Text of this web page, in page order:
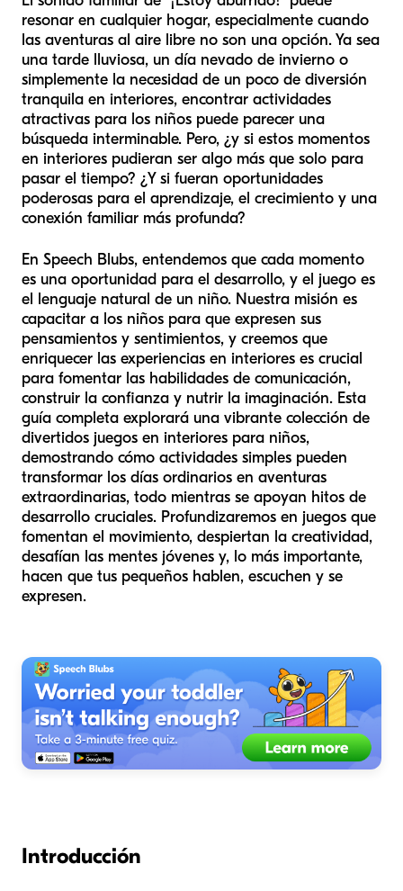
resonar en cualquier hogar, especialmente cuando
las aventuras al aire libre no son una opción. Ya sea
una tarde lluviosa, un día nevado de invierno o
simplemente la necesidad de un poco de diversión
tranquila en interiores, encontrar actividades
atractivas para los niños puede parecer una
búsqueda interminable. Pero, ¿y si estos momentos
en interiores pudieran ser algo más que solo para
pasar el tiempo? ¿Y si fueran oportunidades
poderosas para el aprendizaje, el crecimiento y una
conexión familiar más profunda?
En Speech Blubs, entendemos que cada momento
es una oportunidad para el desarrollo, y el juego es
el lenguaje natural de un niño. Nuestra misión es
capacitar a los niños para que expresen sus
pensamientos y sentimientos, y creemos que
enriquecer las experiencias en interiores es crucial
para fomentar las habilidades de comunicación,
construir la confianza y nutrir la imaginación. Esta
guía completa explorará una vibrante colección de
divertidos juegos en interiores para niños,
demostrando cómo actividades simples pueden
transformar los días ordinarios en aventuras
extraordinarias, todo mientras se apoyan hitos de
desarrollo cruciales. Profundizaremos en juegos que
fomentan el movimiento, despiertan la creatividad,
desafían las mentes jóvenes y, lo más importante,
hacen que tus pequeños hablen, escuchen y se
expresen.
Introducción